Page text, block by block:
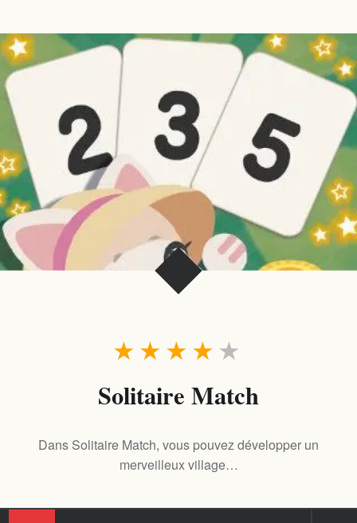
★
★
★
★
★
Solitaire Match
Dans Solitaire Match, vous pouvez développer un
merveilleux village…